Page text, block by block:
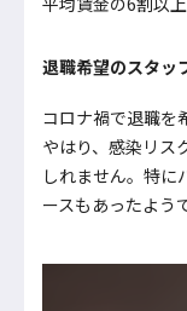
退職希望のスタッ
コロナ禍で退職を
やはり、感染リス
しれません。特に
ースもあったよう